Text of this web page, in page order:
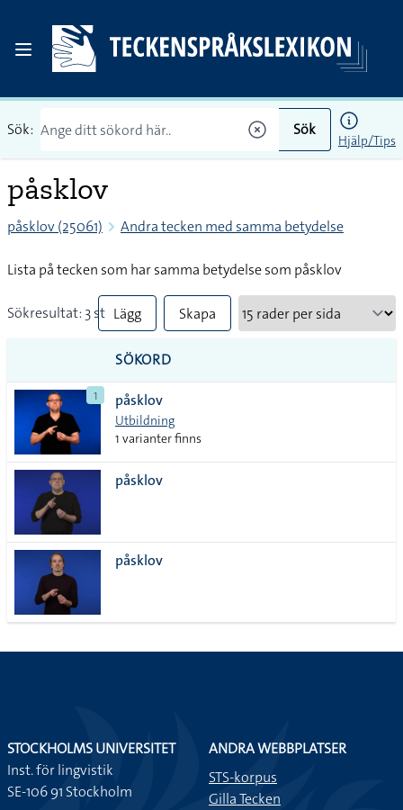
Sök: Sök
Hjälp/Tips
påsklov
påsklov (25061) Andra tecken med samma betydelse
Lista på tecken som har samma betydelse som påsklov
Sökresultat: 3 st Lägg
till
alla i
lista
Skapa
SÖKORD
1 påsklov
Utbildning
1 varianter finns
påsklov
påsklov
STOCKHOLMS UNIVERSITET
Inst. för lingvistik
SE-106 91 Stockholm
ANDRA WEBBPLATSER
STS-korpus
Gilla Tecken